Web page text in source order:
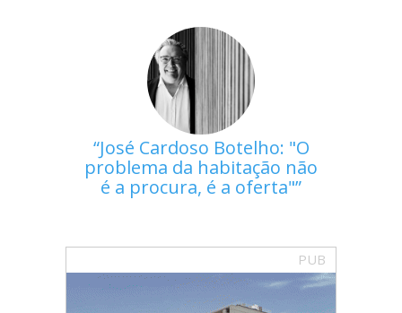
José Cardoso Botelho: "O
problema da habitação não
é a procura, é a oferta"
PUB